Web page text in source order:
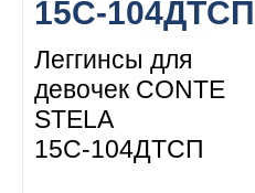
15С-104ДТСП
Леггинсы для
девочек CONTE
STELA
15С-104ДТСП